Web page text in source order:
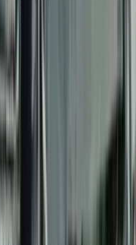
জনভোগান্তি